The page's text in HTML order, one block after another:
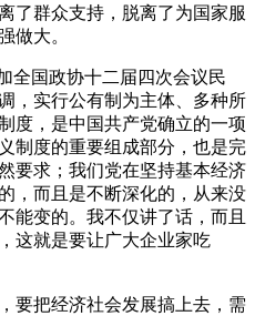
了群众支持，脱离了为国家服
做大。
全国政协十二届四次会议民
，实行公有制为主体、多种所
度，是中国共产党确立的一项
制度的重要组成部分，也是完
要求；我们党在坚持基本经济
，而且是不断深化的，从来没
能变的。我不仅讲了话，而且
这就是要让广大企业家吃
要把经济社会发展搞上去，需